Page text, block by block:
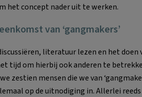
het concept nader uit te werken.
van ‘gangmakers’
literatuur lezen en het
tijd om hierbij ook anderen te
zestien mensen die we van
op de uitnodiging in. Allerlei